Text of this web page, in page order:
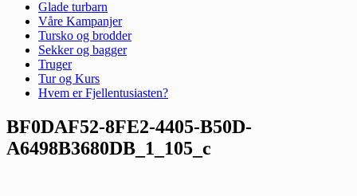
Glade turbarn
Våre Kampanjer
Tursko og brodder
Sekker og bagger
Truger
Tur og Kurs
Hvem er Fjellentusiasten?
BF0DAF52-8FE2-4405-B50D-
A6498B3680DB_1_105_c